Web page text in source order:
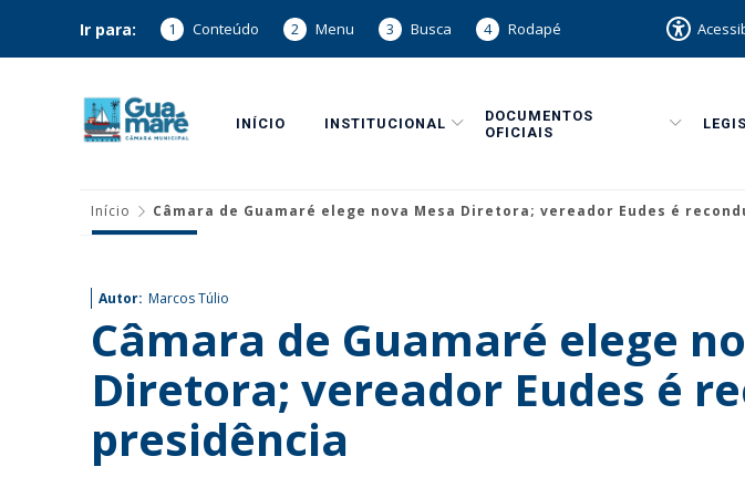
Ir para: 1 Conteúdo 2 Menu 3 Busca 4 Rodapé
INÍCIO INSTITUCIONAL
DOCUMENTOS
OFICIAIS
Início Câmara de Guamaré elege nova Mesa Diretora; vereador Eudes é
Autor: Marcos Túlio
Câmara de Guamaré elege
Diretora; vereador Eudes é
presidência